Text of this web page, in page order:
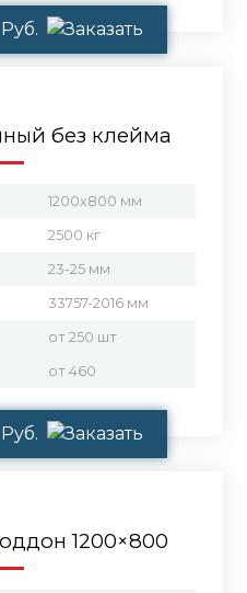
без клейма
1200х800 мм
2500 кг
23-25 мм
33757-2016 мм
от 250 шт
от 460
1200×800